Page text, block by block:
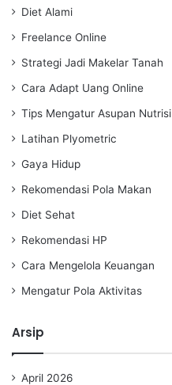
Diet Alami
Freelance Online
Strategi Jadi Makelar Tanah
Cara Adapt Uang Online
Tips Mengatur Asupan Nutrisi
Latihan Plyometric
Gaya Hidup
Rekomendasi Pola Makan
Diet Sehat
Rekomendasi HP
Cara Mengelola Keuangan
Mengatur Pola Aktivitas
Arsip
April 2026